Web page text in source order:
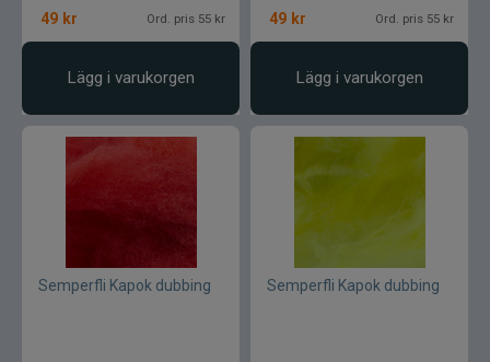
49 kr Ord. pris 55 kr
Lägg i varukorgen
49 kr Ord. pris 55 kr
Lägg i varukorgen
Semperfli Kapok dubbing Semperfli Kapok dubbing